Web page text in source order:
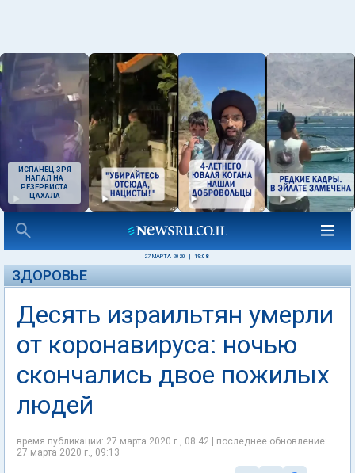
ИСПАНЕЦ ЗРЯ
НАПАЛ НА
РЕЗЕРВИСТА
ЦАХАЛА
27 МАРТА 2020 19:08
ЗДОРОВЬЕ
Десять израильтян умерли
от коронавируса: ночью
скончались двое пожилых
людей
время публикации: 27 марта 2020 г., 08:42 | последнее обновление:
27 марта 2020 г., 09:13